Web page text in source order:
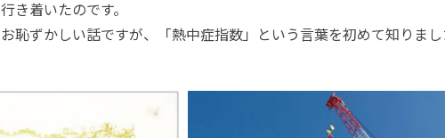
行き着いたのです。
お恥ずかしい話ですが、「熱中症指数」という言葉を初めて知りま